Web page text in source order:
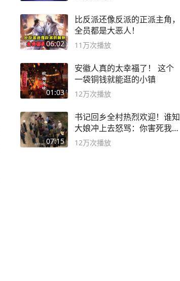
06:02
比反派还像反派的正派主角，
全员都是大恶人！
11万次播放
01:03
安徽人真的太幸福了！ 这个
一袋铜钱就能逛的小镇
12万次播放
07:15
书记回乡全村热烈欢迎！谁知
大娘冲上去怒骂：你害死我儿
子
12万次播放